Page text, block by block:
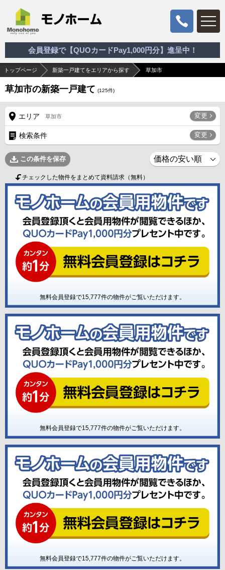
会員登録で【QUOカードPay1,000円分】進呈中！
トップページ 新築一戸建てをエリアから探す 草加市
草加市の新築一戸建て (125件)
エリア 草加市 変更
検索条件 変更
この条件を保存
チェックした物件をまとめて資料請求（無料）
無料会員登録で15,777件の物件がご覧いただけます。
無料会員登録で15,777件の物件がご覧いただけます。
無料会員登録で15,777件の物件がご覧いただけます。